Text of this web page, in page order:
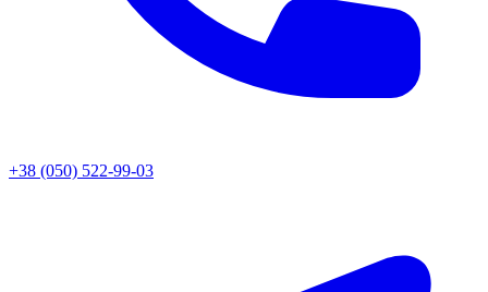
+38 (050) 522-99-03